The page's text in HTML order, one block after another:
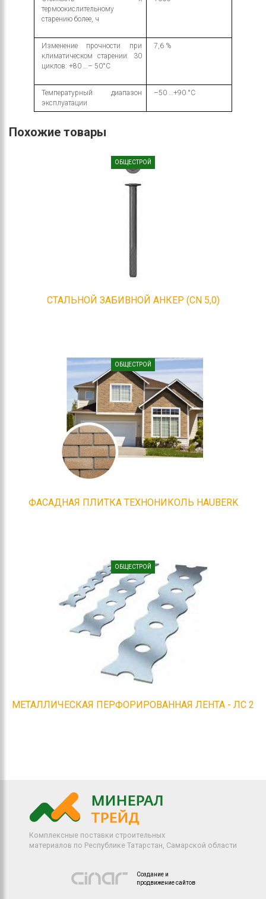
термоокислительному
старению более, ч
Изменение прочности при
климатическом старении. 30
циклов: +80 …– 50°С
7,6 %
Температурный диапазон
эксплуатации
–50 …+90 °С
Похожие товары
ОБЩЕСТРОЙ
СТАЛЬНОЙ ЗАБИВНОЙ АНКЕР (CN 5,0)
ОБЩЕСТРОЙ
ФАСАДНАЯ ПЛИТКА ТЕХНОНИКОЛЬ HAUBERK
ОБЩЕСТРОЙ
МЕТАЛЛИЧЕСКАЯ ПЕРФОРИРОВАННАЯ ЛЕНТА - ЛС 2
Комплексные поставки строительных
материалов по Республике Татарстан, Самарской области
Создание и
продвижение сайтов